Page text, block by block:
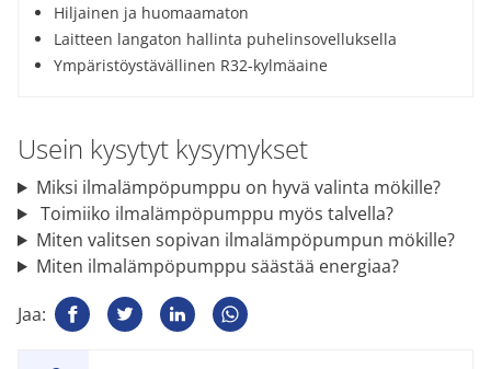
Hiljainen ja huomaamaton
Laitteen langaton hallinta puhelinsovelluksella
Ympäristöystävällinen R32-kylmäaine
Usein kysytyt kysymykset
Miksi ilmalämpöpumppu on hyvä valinta mökille?
Toimiiko ilmalämpöpumppu myös talvella?
Miten valitsen sopivan ilmalämpöpumpun mökille?
Miten ilmalämpöpumppu säästää energiaa?
Jaa: